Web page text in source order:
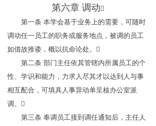
第六章 调动 
第一条 本学会基于业务上的需要，可随时
调动任一员工的职务或服务地点，被调的员工
如借故推诿，概以抗命论处。

第二条 部门主任依其管辖内所属员工的个
性、学识和能力，力求人尽其才以达到人与事
相互配合，可填具人事异动单呈核办公室派
调。

第三条 奉调员工接到调任通知后，主任人